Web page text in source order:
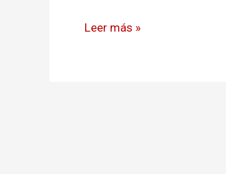
yLeer más »